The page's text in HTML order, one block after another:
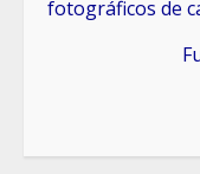
fotográficos de